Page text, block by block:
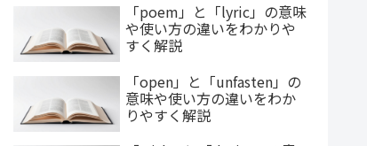
「poem」と「lyric」の意味
や使い方の違いをわかりや
すく解説
「open」と「unfasten」の
意味や使い方の違いをわか
りやすく解説